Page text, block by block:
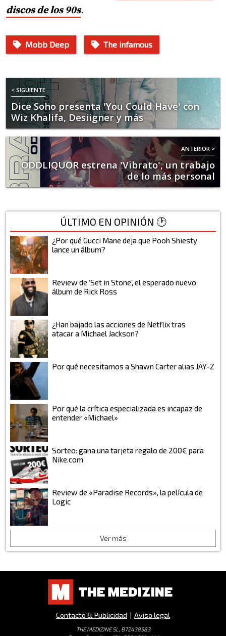
discos de los 90s.
Mobb Deep The infamous
< SIGUIENTE
Dice Soho presenta 'You Could Have' con
Wiz Khalifa, Desiigner y más
ANTERIOR >
ODDLIQUOR estrena 'Vibrato', un trabajo
de lo más personal
ÚLTIMO EN OPINIÓN 🕐
¿Por qué Gucci Mane deja que Pooh Shiesty
lance un álbum?
Review de ‘Set in Stone’, el esperado nuevo
álbum de Rick Ross
¿Han bajado las acciones de Netflix tras
atacar a Michael Jackson?
Por qué necesitamos a Shawn Carter alias JAY-Z
Por qué la crítica especializada es incapaz de
entender «Michael»
Sorteo: gana una tarjeta regalo de 200€ para
Nike.com
Review de «Paradise Records», la película de
Logic
Ver más
Contacto & Publicidad | Aviso legal
THE MEDIZINE SL, B72438583